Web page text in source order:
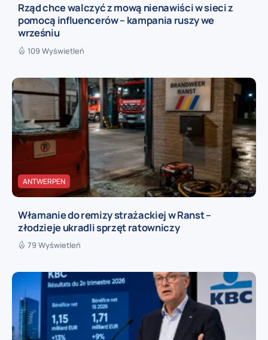
Rząd chce walczyć z mową nienawiści w sieci z
pomocą influencerów – kampania ruszy we
wrześniu
109 Wyświetleń
ANTWERPEN
Włamanie do remizy strażackiej w Ranst –
złodzieje ukradli sprzęt ratowniczy
79 Wyświetleń